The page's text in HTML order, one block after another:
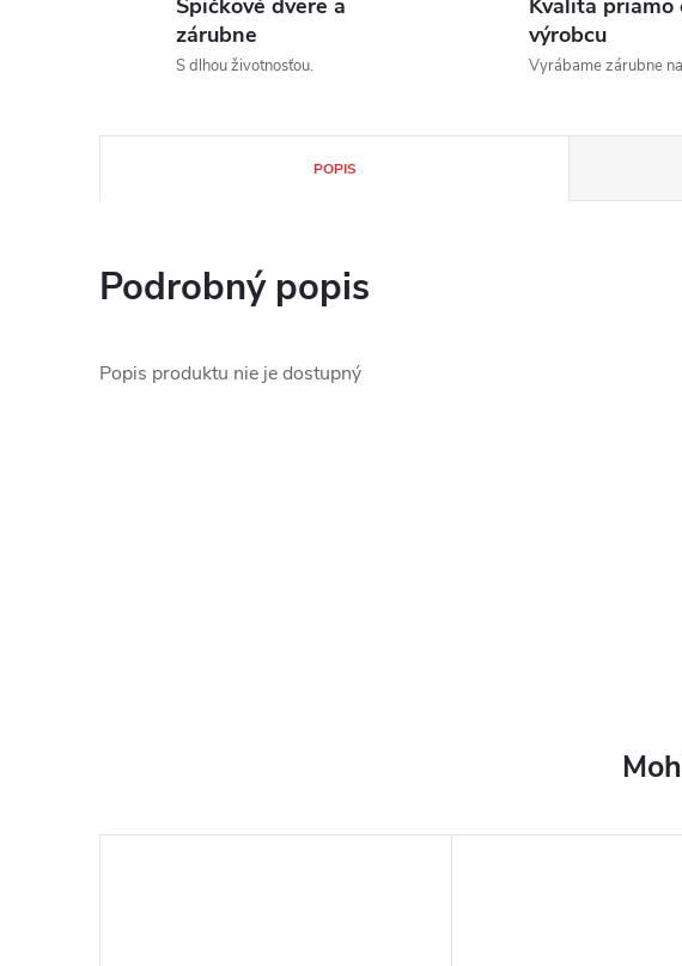
Špičkové dvere a
zárubne
S dlhou životnosťou.
Kvalita priamo
výrobcu
Vyrábame zárubne
POPIS
Podrobný popis
Popis produktu nie je dostupný